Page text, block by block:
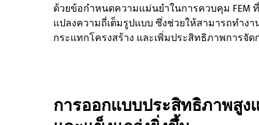
ด้วยข้อกำหนดความแม่นยำในการควบคุม FEM
แปลงความถี่เต็มรูปแบบ ซึ่งช่วยให้สามารถทำง
กระแทกโครงสร้าง และเพิ่มประสิทธิภาพการจัด
การออกแบบประสิทธิภาพสูง